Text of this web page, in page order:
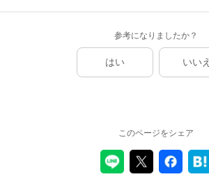
参考になりましたか？
はい いいえ
このページをシェア